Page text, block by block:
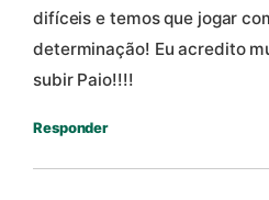
difíceis e temos que jogar
determinação! Eu acredito
subir Paio!!!!
Responder